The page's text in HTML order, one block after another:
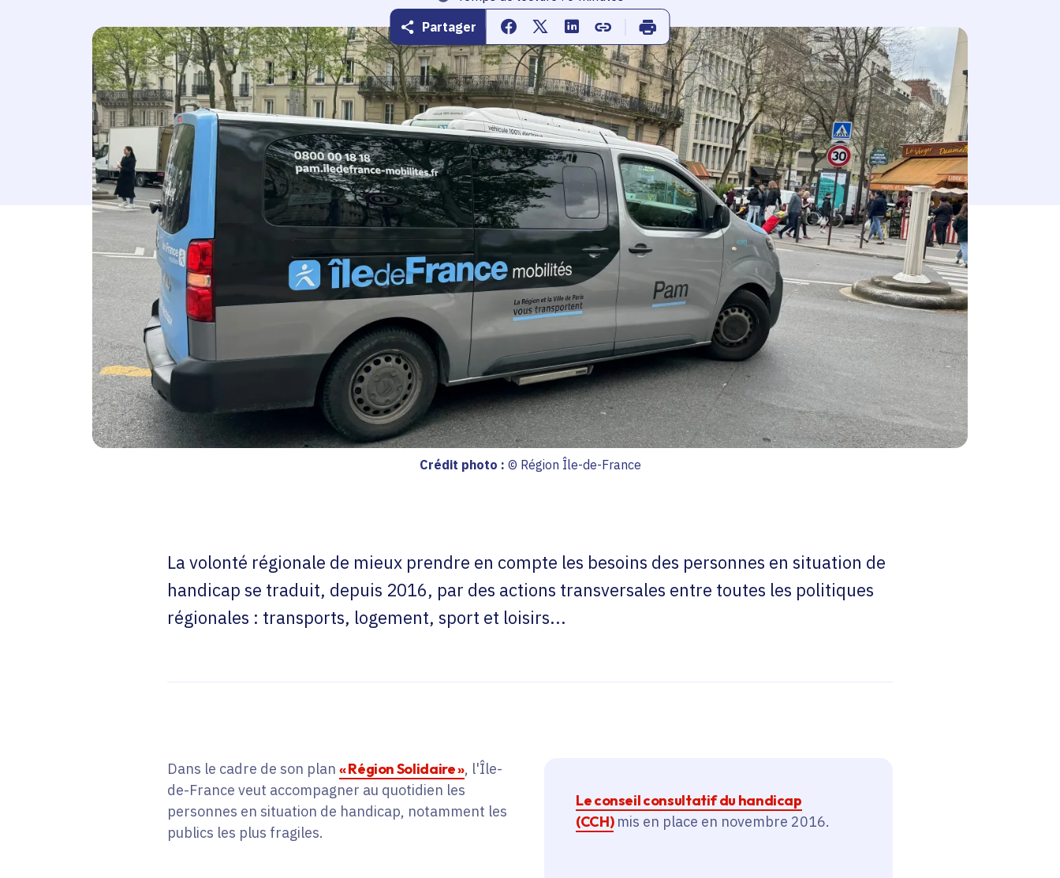
Partager
Partager sur Facebook
Partager sur Twitter
Partager sur Linkedin
Copier dans le presse-papier
Imprimer
Crédit photo : © Région Île-de-France
La volonté régionale de mieux prendre en compte les besoins des personnes en situation de
handicap se traduit, depuis 2016, par des actions transversales entre toutes les politiques
régionales : transports, logement, sport et loisirs...
Dans le cadre de son plan « Région Solidaire », l'Île-
de-France veut accompagner au quotidien les
personnes en situation de handicap, notamment les
publics les plus fragiles.
Le conseil consultatif du handicap
(CCH)mis en place en novembre 2016.